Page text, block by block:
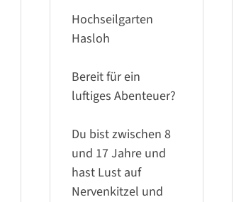
Hochseilgarten
Hasloh
Bereit für ein
luftiges Abenteuer?
Du bist zwischen 8
und 17 Jahre und
hast Lust auf
Nervenkitzel und